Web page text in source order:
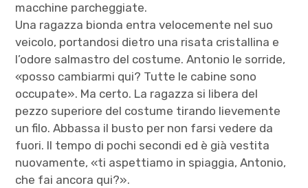
macchine parcheggiate.
Una ragazza bionda entra velocemente nel suo
veicolo, portandosi dietro una risata cristallina e
l’odore salmastro del costume. Antonio le sorride,
«posso cambiarmi qui? Tutte le cabine sono
occupate». Ma certo. La ragazza si libera del
pezzo superiore del costume tirando lievemente
un filo. Abbassa il busto per non farsi vedere da
fuori. Il tempo di pochi secondi ed è già vestita
nuovamente, «ti aspettiamo in spiaggia, Antonio,
che fai ancora qui?».